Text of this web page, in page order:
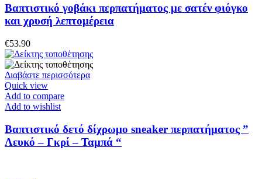
παραλλαγές.
επιλογές
επιλεγούν
στη
σελίδα
του
προϊόντος
Βαπτιστικό γοβάκι περπατήματος με σατέν φιόγκο
και χρυσή λεπτομέρεια
€53.90
Διαβάστε περισσότερα
Quick view
Add to compare
Add to wishlist
Βαπτιστικό δετό δίχρωμο sneaker περπατήματος ”
Λευκό – Γκρί – Ταμπά “